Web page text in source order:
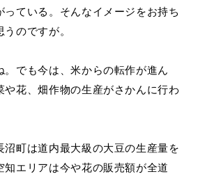
っている。そんなイメージをお持ち
のですが。
でも今は、米からの転作が進ん
や花、畑作物の生産がさかんに行わ
町は道内最大級の大豆の生産量を
知エリアは今や花の販売額が全道